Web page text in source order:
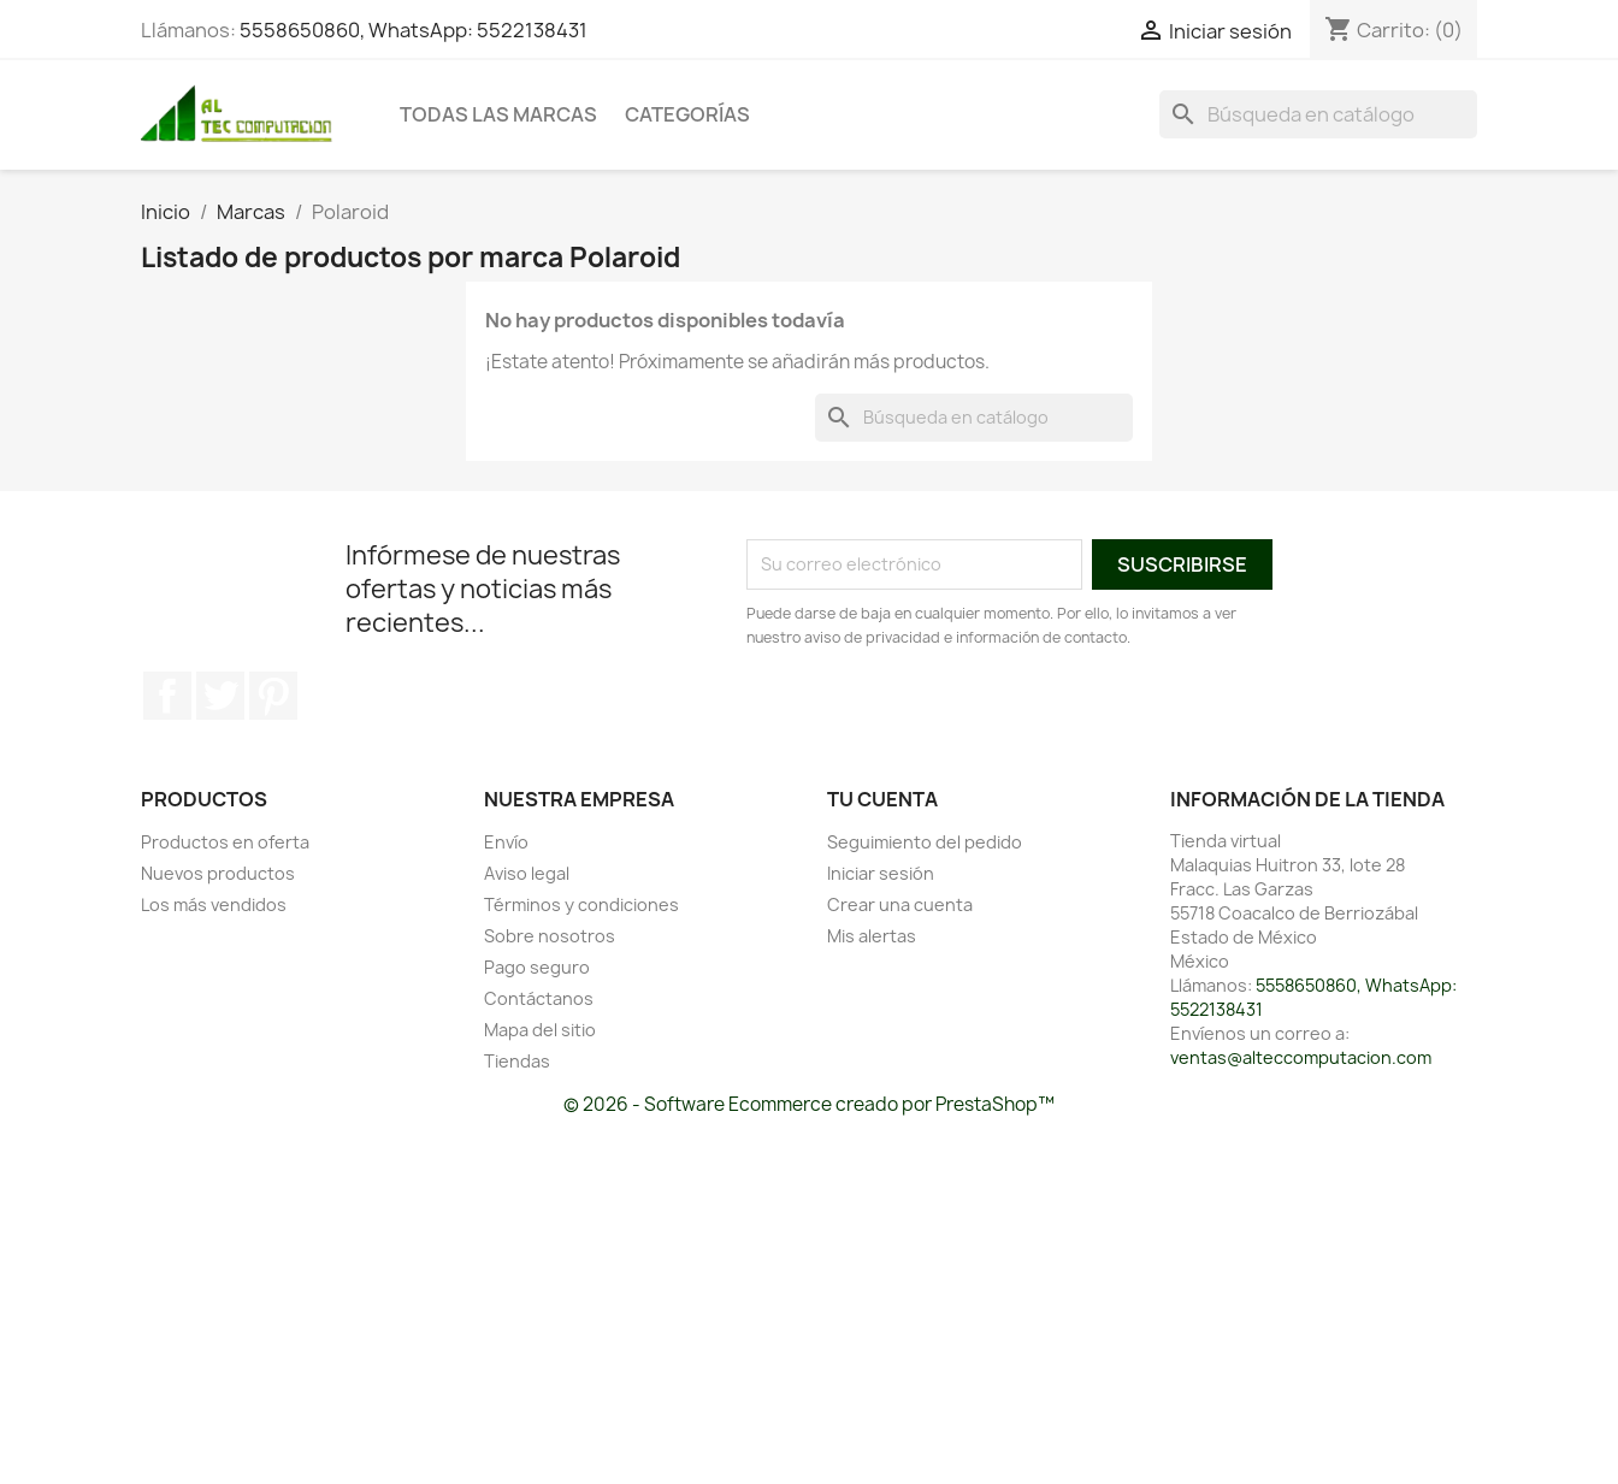
Llámanos: 5558650860, WhatsApp: 5522138431  Iniciar sesión shopping_cart Carrito: (0)
TODAS LAS MARCAS CATEGORÍAS search
Inicio Marcas Polaroid
Listado de productos por marca Polaroid
No hay productos disponibles todavía
¡Estate atento! Próximamente se añadirán más productos.
search
Infórmese de nuestras
ofertas y noticias más
recientes...
Puede darse de baja en cualquier momento. Por ello, lo invitamos a ver
nuestro aviso de privacidad e información de contacto.
PRODUCTOS
Productos en oferta
Nuevos productos
Los más vendidos
NUESTRA EMPRESA
Envío
Aviso legal
Términos y condiciones
Sobre nosotros
Pago seguro
Contáctanos
Mapa del sitio
Tiendas
TU CUENTA
Seguimiento del pedido
Iniciar sesión
Crear una cuenta
Mis alertas
INFORMACIÓN DE LA TIENDA
Tienda virtual
Malaquias Huitron 33, lote 28
Fracc. Las Garzas
55718 Coacalco de Berriozábal
Estado de México
México
Llámanos: 5558650860, WhatsApp:
5522138431
Envíenos un correo a:
ventas@alteccomputacion.com
© 2026 - Software Ecommerce creado por PrestaShop™